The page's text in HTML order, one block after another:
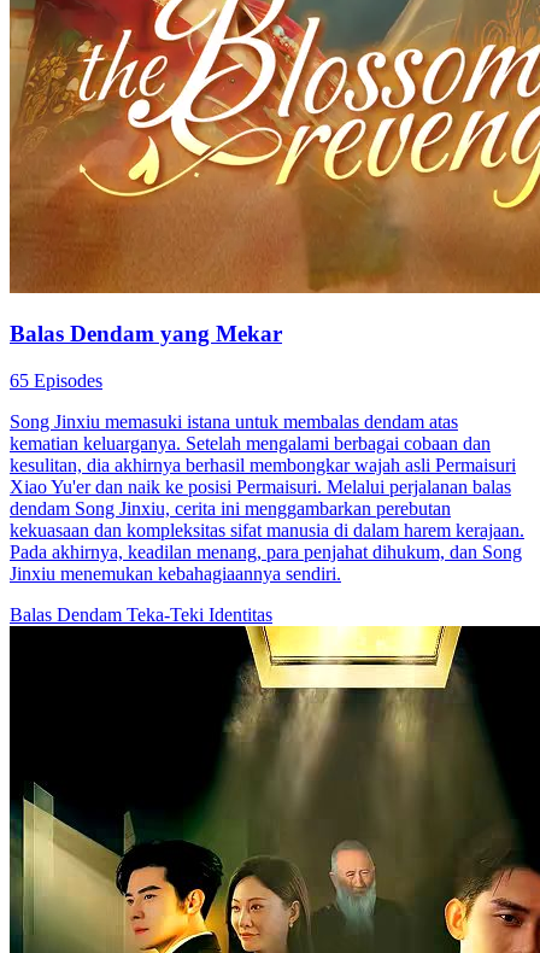
Balas Dendam yang Mekar
65 Episodes
Song Jinxiu memasuki istana untuk membalas dendam atas
kematian keluarganya. Setelah mengalami berbagai cobaan dan
kesulitan, dia akhirnya berhasil membongkar wajah asli Permaisuri
Xiao Yu'er dan naik ke posisi Permaisuri. Melalui perjalanan balas
dendam Song Jinxiu, cerita ini menggambarkan perebutan
kekuasaan dan kompleksitas sifat manusia di dalam harem kerajaan.
Pada akhirnya, keadilan menang, para penjahat dihukum, dan Song
Jinxiu menemukan kebahagiaannya sendiri.
Balas Dendam Teka-Teki Identitas